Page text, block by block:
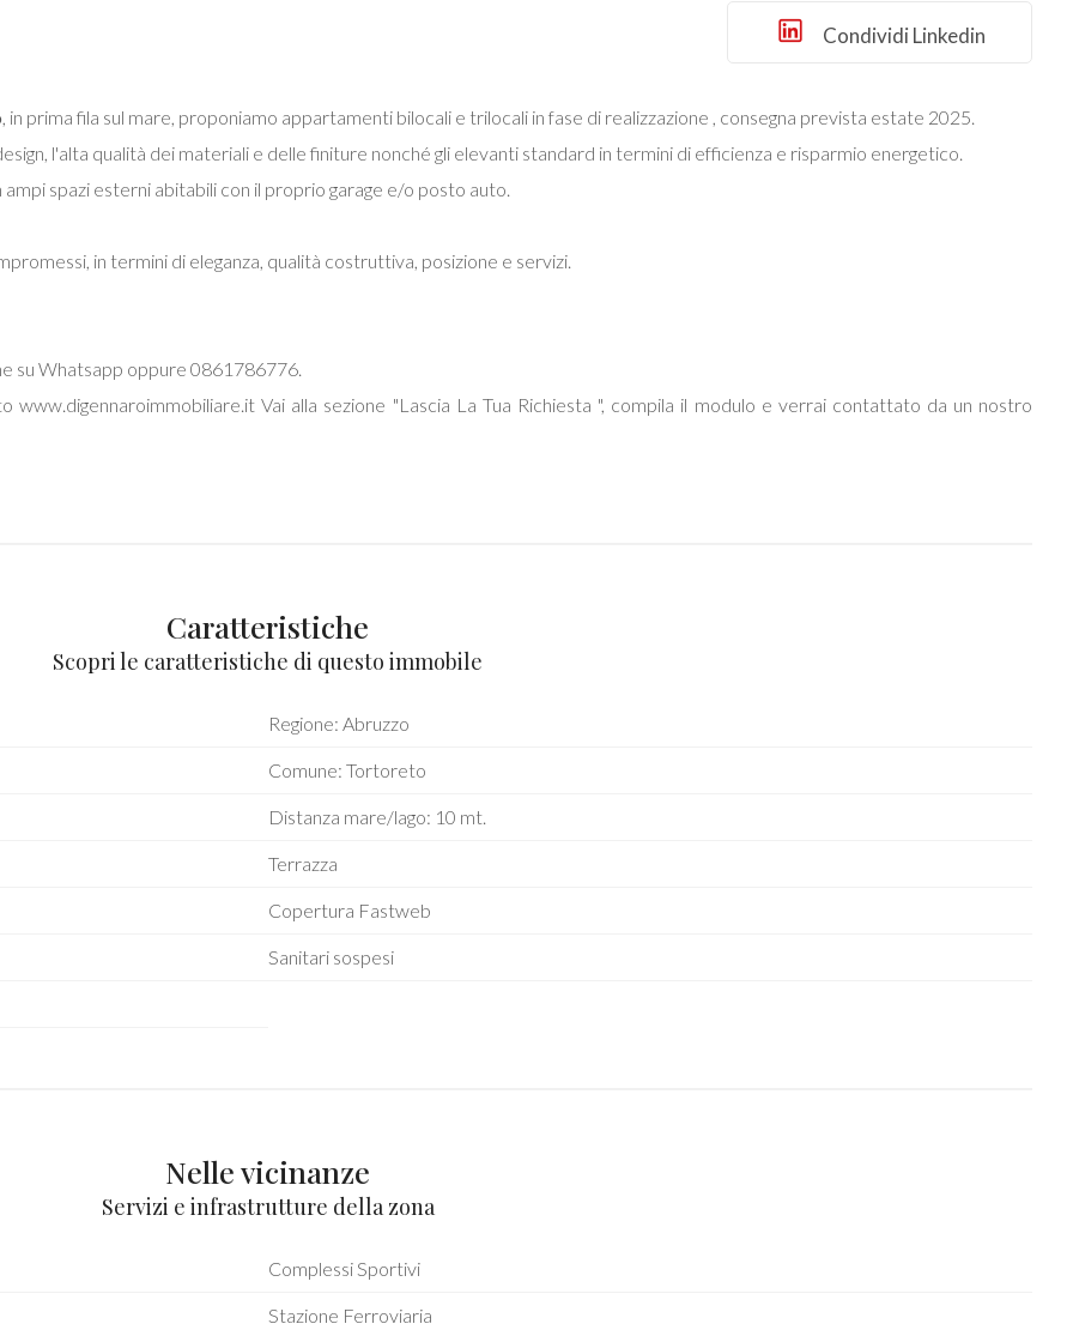
Condividi Linkedin
, in prima fila sul mare, proponiamo appartamenti bilocali e trilocali in fase di realizzazione , consegna prevista estate 2025.
l'alta qualità dei materiali e delle finiture nonché gli elevanti standard in termini di efficienza e risparmio energetico.
spazi esterni abitabili con il proprio garage e/o posto auto.
in termini di eleganza, qualità costruttiva, posizione e servizi.
su Whatsapp oppure 0861786776.
Vai alla sezione "Lascia La Tua Richiesta ", compila il modulo e verrai contattato da un nostro
Caratteristiche
Scopri le caratteristiche di questo immobile
Regione: Abruzzo
Comune: Tortoreto
Distanza mare/lago: 10 mt.
Terrazza
Copertura Fastweb
Sanitari sospesi
Nelle vicinanze
Servizi e infrastrutture della zona
Complessi Sportivi
Stazione Ferroviaria